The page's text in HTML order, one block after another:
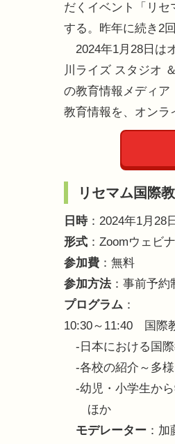
だくイベント「リセ
する。昨年に続き2
2024年1月28日は
川ライズ スタジオ
の教育情報メディア
教育情報を、オンラ
リセマム国際
日時：2024年1月28
形式 ：Zoomウェビ
参加費 ：無料
参加方法 ：事前予
プログラム ：
10:30～11:40 国際
-日本における国
-各校の紹介～多
-幼児・小学生か
ほか
モデレーター ：